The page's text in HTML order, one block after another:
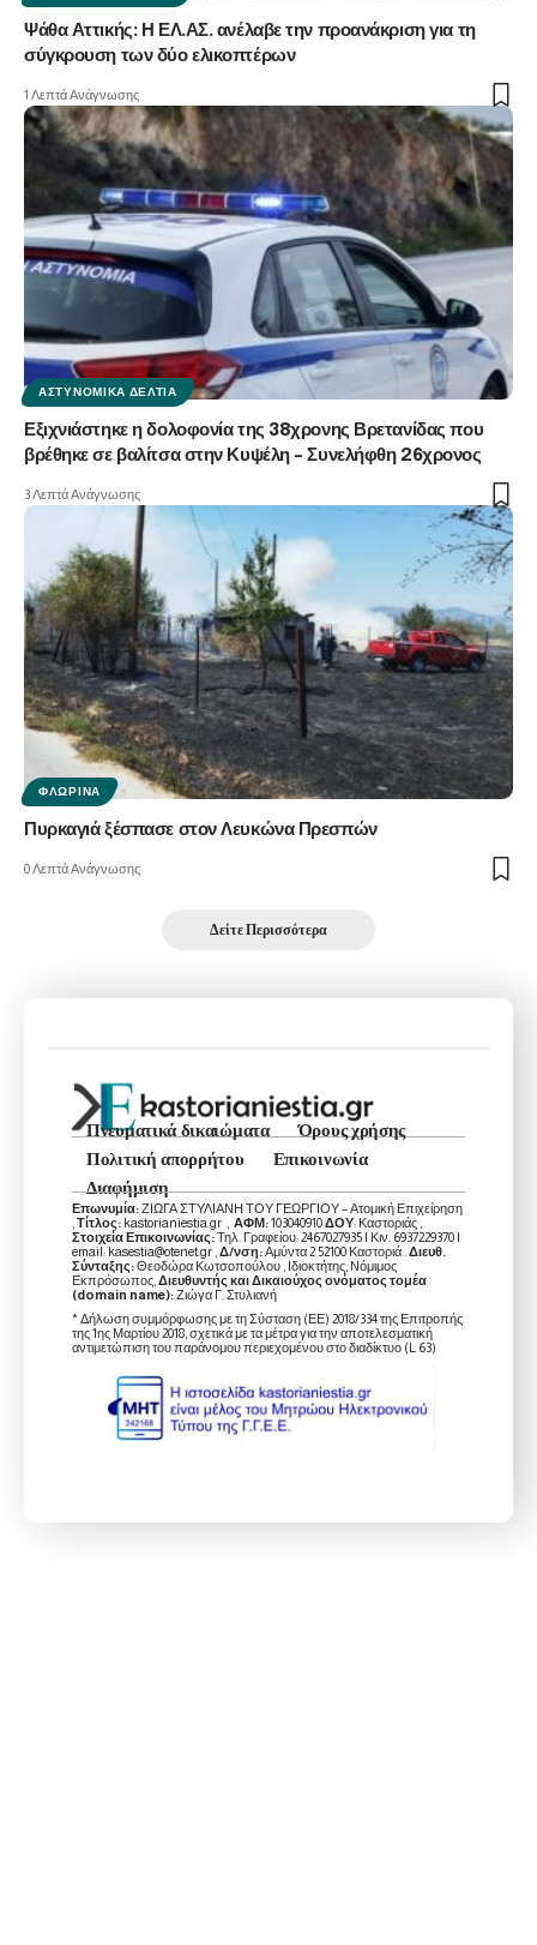
Ψάθα Αττικής: Η ΕΛ.ΑΣ. ανέλαβε την προανάκριση για τη
σύγκρουση των δύο ελικοπτέρων
1 Λεπτά Ανάγνωσης
ΑΣΤΥΝΟΜΙΚΆ ΔΕΛΤΊΑ
Εξιχνιάστηκε η δολοφονία της 38χρονης Βρετανίδας που
βρέθηκε σε βαλίτσα στην Κυψέλη – Συνελήφθη 26χρονος
3 Λεπτά Ανάγνωσης
ΦΛΏΡΙΝΑ
Πυρκαγιά ξέσπασε στον Λευκώνα Πρεσπών
0 Λεπτά Ανάγνωσης
Δείτε Περισσότερα
Πνευματικά δικαιώματα
Όρους χρήσης
Πολιτική απορρήτου
Επικοινωνία
Διαφήμιση
Επωνυμία:ΖΙΩΓΑ ΣΤΥΛΙΑΝΗ ΤΟΥ ΓΕΩΡΓΙΟΥ – Ατομική Επιχείρηση
Τίτλος: kastorianiestia.gr , ΑΦΜ:103040910ΔΟΥ: Καστοριάς ,
Στοιχεία Επικοινωνίας:Τηλ. Γραφείου: 2467027935 | Κιν. 6937229370 |
email: kasestia@otenet.gr , Δ/νση:Αμύντα 2 52100 Καστοριά . Διευθ.
Σύνταξης:Θεοδώρα Κωτσοπούλου , Ιδιοκτήτης, Νόμιμος
Εκπρόσωπος, Διευθυντής και Δικαιούχος ονόματος τομέα
(domain name):Ζιώγα Γ. Στυλιανή
* Δήλωση συμμόρφωσης με τη Σύσταση (ΕΕ) 2018/334 της Επιτροπής
της 1ης Μαρτίου 2018, σχετικά με τα μέτρα για την αποτελεσματική
αντιμετώπιση του παράνομου περιεχομένου στο διαδίκτυο (L 63)